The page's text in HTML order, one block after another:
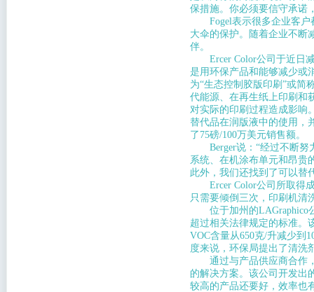
保措施。你必须要信守承诺
Fogel表示很多企业客户
大伞的保护。随着企业不断
伴。
Ercer Color公司于近日减
是用环保产品和能够减少或
为“生态控制胶版印刷”或简
代能源、在再生纸上印刷和
对实际的印刷过程造成影响
替代品在润版液中的使用，
了75磅/100万美元销售额。
Berger说：“经过不断努
系统、在机涂布单元和昂贵
此外，我们还找到了可以替
Ercer Color公司所取得成
只需要倾倒三次，印刷机清
位于加州的LAGraphico公
超过相关法律规定的标准。
VOC含量从650克/升减少到
度来说，环保局提出了清洗
通过与产品供应商合作，
的解决方案。该公司开发出
较高的产品还要好，效率也